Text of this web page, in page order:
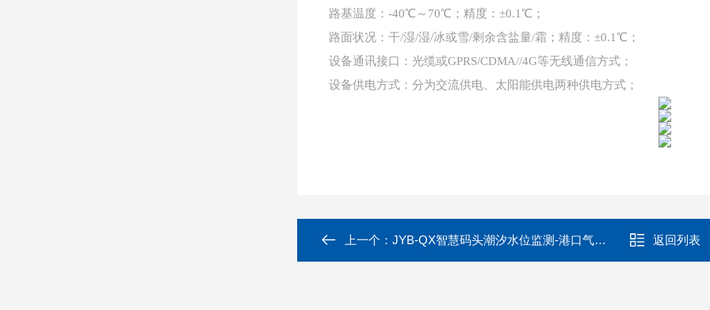
路基温度：-40℃～70℃；精度：±0.1℃；
路面状况：干/湿/湿/冰或雪/剩余含盐量/霜；精度：±0.1℃；
设备通讯接口：光缆或GPRS/CDMA//4G等无线通信方式；
设备供电方式：分为交流供电、太阳能供电两种供电方式；
上一个：JYB-QX智慧码头潮汐水位监测-港口气象测报站 返回列表